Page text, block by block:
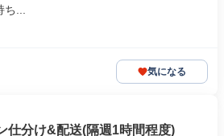
...
気になる
仕分け&配送(隔週1時間程度)